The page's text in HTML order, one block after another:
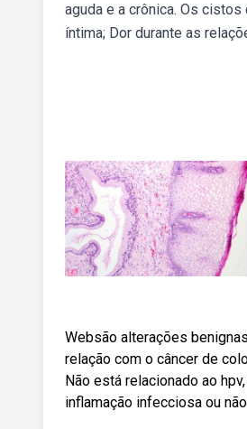
aguda e a crônica. Os
íntima; Dor durante as
Websão alterações
relação com o câncer de
Não está relacionado ao
inflamação infecciosa ou